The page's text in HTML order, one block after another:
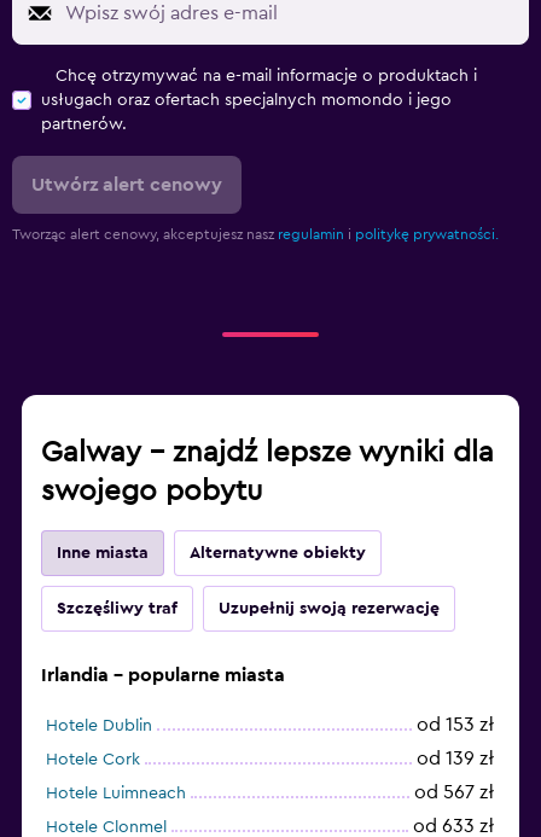
Chcę otrzymywać na e-mail informacje o produktach i
usługach oraz ofertach specjalnych momondo i jego
partnerów.
Utwórz alert cenowy
Tworząc alert cenowy, akceptujesz nasz regulamin i politykę prywatności.
Galway – znajdź lepsze wyniki dla
swojego pobytu
Inne miasta Alternatywne obiekty
Szczęśliwy traf Uzupełnij swoją rezerwację
Irlandia – popularne miasta
Hotele Dublin od 153 zł
Hotele Cork od 139 zł
Hotele Luimneach od 567 zł
Hotele Clonmel od 633 zł